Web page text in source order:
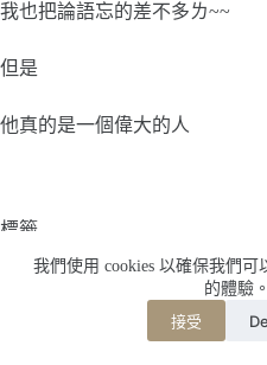
我們使用 cookies 以確保我們
的體驗。
接受
我也把論語忘的差不多ㄌ~~
但是
他真的是一個偉大的人
標籤
"世界趴趴走~亞洲(馬來西亞 #
尼山 #